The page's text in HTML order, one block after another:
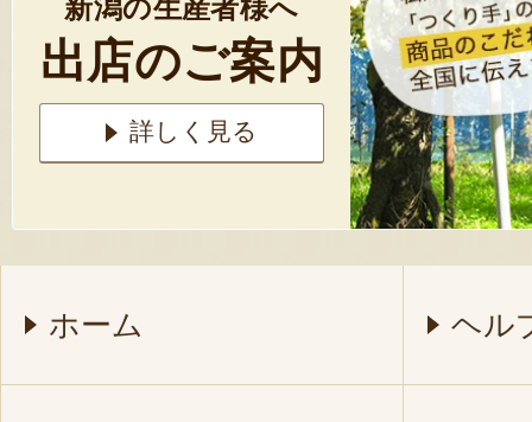
新潟の生産者様へ
出店のご案内
詳しく見る
ホーム ヘル